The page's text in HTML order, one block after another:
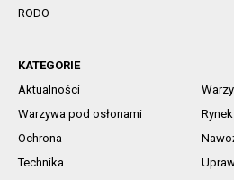
RODO
KATEGORIE
Aktualności
Warzywa pod osłonami
Rynek
Ochrona
Technika